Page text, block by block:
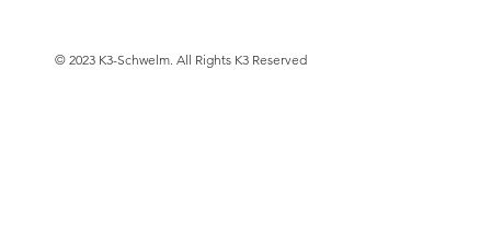
© 2023 K3-Schwelm. All Rights K3 Reserved